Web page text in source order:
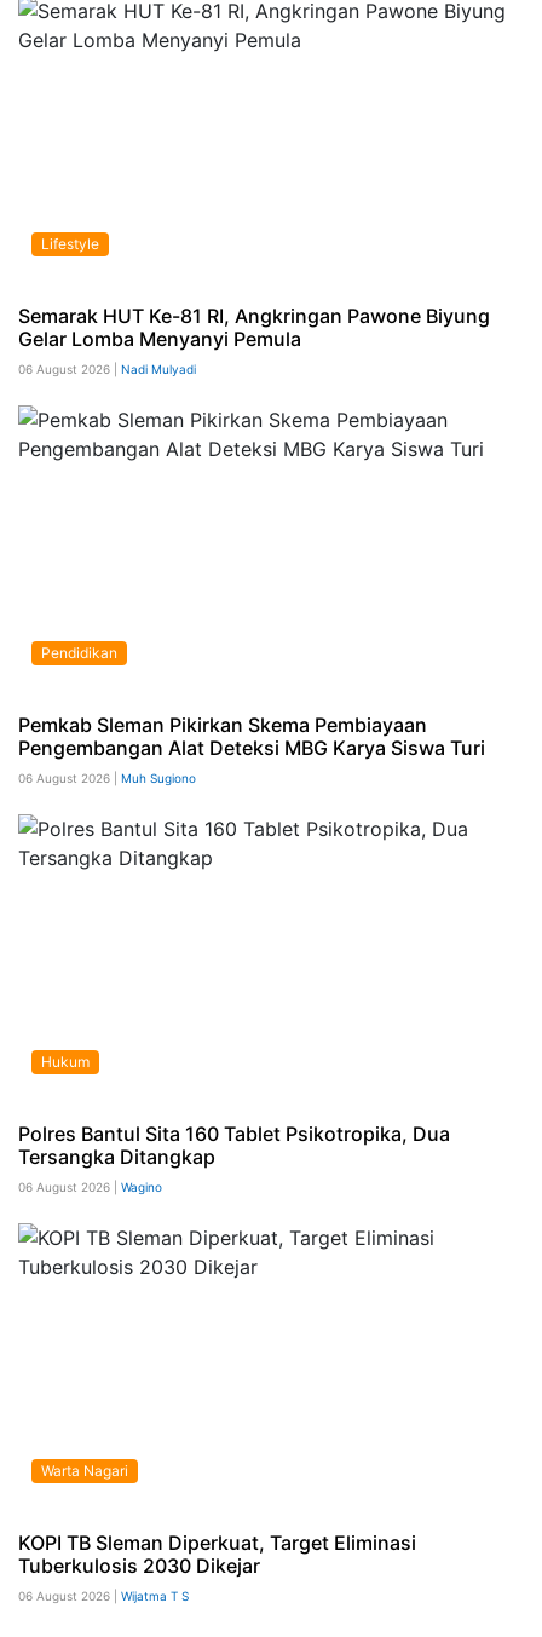
Lifestyle
Semarak HUT Ke-81 RI, Angkringan Pawone Biyung
Gelar Lomba Menyanyi Pemula
06 August 2026 | Nadi Mulyadi
Pendidikan
Pemkab Sleman Pikirkan Skema Pembiayaan
Pengembangan Alat Deteksi MBG Karya Siswa Turi
06 August 2026 | Muh Sugiono
Hukum
Polres Bantul Sita 160 Tablet Psikotropika, Dua
Tersangka Ditangkap
06 August 2026 | Wagino
Warta Nagari
KOPI TB Sleman Diperkuat, Target Eliminasi
Tuberkulosis 2030 Dikejar
06 August 2026 | Wijatma T S